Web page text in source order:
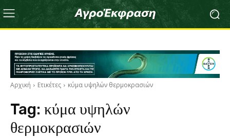
Αρχική Ετικέτες κύμα υψηλών θερμοκρασιών
Tag: κύμα υψηλών
θερμοκρασιών